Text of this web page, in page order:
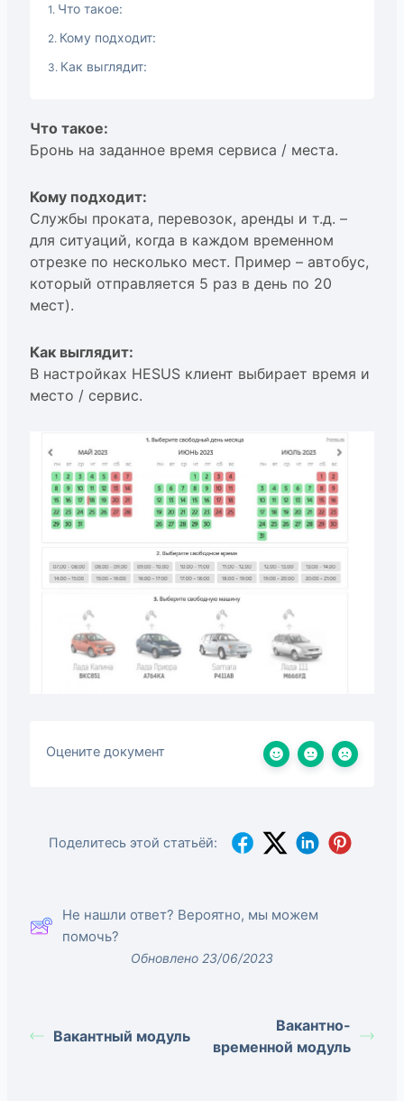
Что такое:
Кому подходит:
Как выглядит:
Что такое:
Бронь на заданное время сервиса / места.
Кому подходит:
Службы проката, перевозок, аренды и т.д. –
для ситуаций, когда в каждом временном
отрезке по несколько мест. Пример – автобус,
который отправляется 5 раз в день по 20
мест).
Как выглядит:
В настройках HESUS клиент выбирает время и
место / сервис.
Оцените документ
Поделитесь этой статьёй:
Не нашли ответ? Вероятно, мы можем
помочь?
Обновлено 23/06/2023
Вакантный модуль
Вакантно-
временной модуль